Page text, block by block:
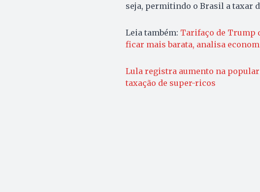
seja, permitindo o Brasil a taxar
Leia também: Tarifaço de Trump
ficar mais barata, analisa
Lula registra aumento na
taxação de super-ricos